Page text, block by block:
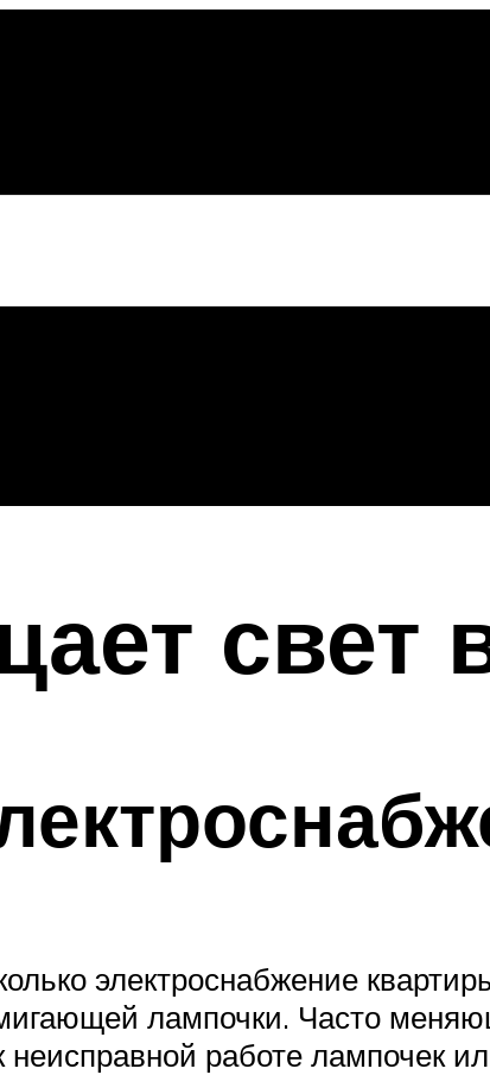
свет
электроснабжение
лампочки. Часто
работе лампочек